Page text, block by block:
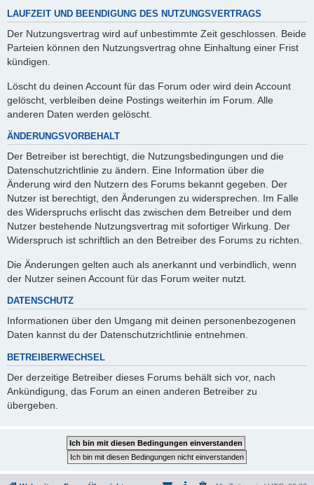
LAUFZEIT UND BEENDIGUNG DES NUTZUNGSVERTRAGS
Der Nutzungsvertrag wird auf unbestimmte Zeit geschlossen. Beide
Parteien können den Nutzungsvertrag ohne Einhaltung einer Frist
kündigen.
Löscht du deinen Account für das Forum oder wird dein Account
gelöscht, verbleiben deine Postings weiterhin im Forum. Alle
anderen Daten werden gelöscht.
ÄNDERUNGSVORBEHALT
Der Betreiber ist berechtigt, die Nutzungsbedingungen und die
Datenschutzrichtlinie zu ändern. Eine Information über die
Änderung wird den Nutzern des Forums bekannt gegeben. Der
Nutzer ist berechtigt, den Änderungen zu widersprechen. Im Falle
des Widerspruchs erlischt das zwischen dem Betreiber und dem
Nutzer bestehende Nutzungsvertrag mit sofortiger Wirkung. Der
Widerspruch ist schriftlich an den Betreiber des Forums zu richten.
Die Änderungen gelten auch als anerkannt und verbindlich, wenn
der Nutzer seinen Account für das Forum weiter nutzt.
DATENSCHUTZ
Informationen über den Umgang mit deinen personenbezogenen
Daten kannst du der Datenschutzrichtlinie entnehmen.
BETREIBERWECHSEL
Der derzeitige Betreiber dieses Forums behält sich vor, nach
Ankündigung, das Forum an einen anderen Betreiber zu
übergeben.